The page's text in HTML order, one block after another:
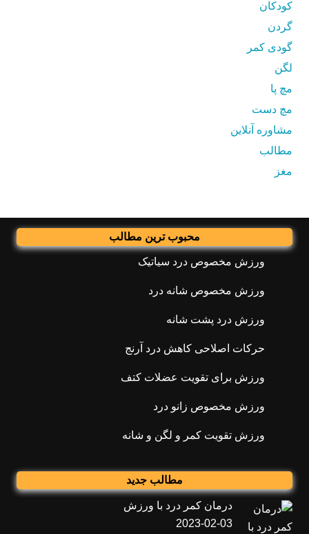
کودکان
گردن
گودی کمر
لگن
مچ پا
مچ دست
مشاوره آنلاین
مطالب
مغز
محبوب ترین مطالب
ورزش مخصوص درد سیاتیک
ورزش مخصوص شانه درد
ورزش درد پشت شانه
حرکات اصلاحی کاهش درد آرنج
ورزش برای تقویت عضلات کتف
ورزش مخصوص زانو درد
ورزش تقویت کمر و لگن و شانه
مطالب جدید
درمان کمر درد با ورزش
2023-02-03